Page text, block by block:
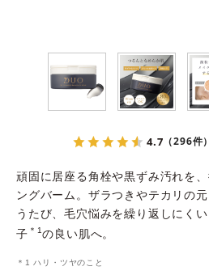
クレンジングバームの魅力
あしたの美肌 |
4.7 （296件）
頑固に居座る角栓や黒ずみ汚れを
ングバーム。ザラつきやテカリの
うたび、毛穴悩みを繰り返しにく
子 ＊1 の良い肌へ。
＊1 ハリ・ツヤのこと